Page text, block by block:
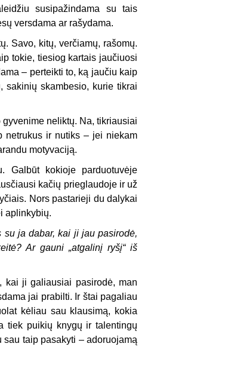
susipažindama su tais
versdama ar rašydama.
Savo, kitų, verčiamų, rašomų.
tokie, tiesiog kartais jaučiuosi
– perteikti to, ką jaučiu kaip
sakinių skambesio, kurie tikrai
neliktų. Na, tikriausiai
netrukus ir nutiks – jei niekam
motyvaciją.
Galbūt kokioje parduotuvėje
kačių prieglaudoje ir už
Nors pastarieji du dalykai
aplinkybių.
su ja dabar, kai ji jau pasirodė,
Ar gauni „atgalinį ryšį“ iš
kai ji galiausiai pasirodė, man
jai prabilti. Ir štai pagaliau
kėliau sau klausimą, kokia
tiek puikių knygų ir talentingų
taip pasakyti – adoruojamą